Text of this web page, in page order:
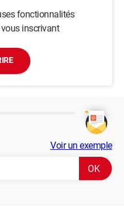
fonctionnalités
inscrivant
Voir un exemple